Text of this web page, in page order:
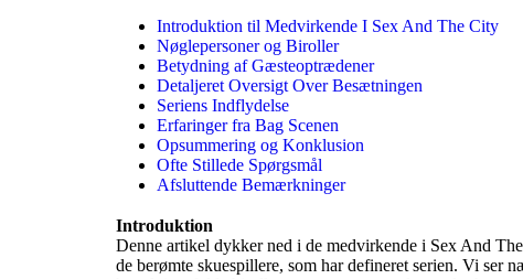
Introduktion til Medvirkende I Sex And The City
Nøglepersoner og Biroller
Betydning af Gæsteoptrædener
Detaljeret Oversigt Over Besætningen
Seriens Indflydelse
Erfaringer fra Bag Scenen
Opsummering og Konklusion
Ofte Stillede Spørgsmål
Afsluttende Bemærkninger
Introduktion
Denne artikel dykker ned i de medvirkende i Sex And
de berømte skuespillere, som har defineret serien. Vi ser